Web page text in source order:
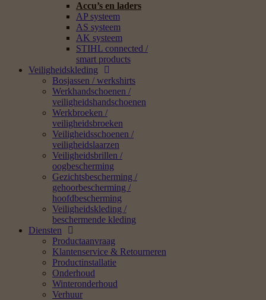
Accu’s en laders
AP systeem
AS systeem
AK systeem
STIHL connected /
smart products
Veiligheidskleding
Bosjassen / werkshirts
Werkhandschoenen /
veiligheidshandschoenen
Werkbroeken /
veiligheidsbroeken
Veiligheidsschoenen /
veiligheidslaarzen
Veiligheidsbrillen /
oogbescherming
Gezichtsbescherming /
gehoorbescherming /
hoofdbescherming
Veiligheidskleding /
beschermende kleding
Diensten
Productaanvraag
Klantenservice & Retourneren
Productinstallatie
Onderhoud
Winteronderhoud
Verhuur